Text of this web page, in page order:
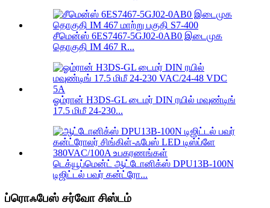
சீமென்ஸ் 6ES7467-5GJ02-0AB0 இடைமுக
தொகுதி IM 467 R...
ஓம்ரான் H3DS-GL டைமர் DIN ரயில் மவுண்டிங்
17.5 மிமீ 24-230...
டெக்யூப்மென்ட் ஆட்டோனிக்ஸ் DPU13B-100N
டிஜிட்டல் பவர் கன்ட்ரோ...
ப்ரொஃபேஸ் சர்வோ சிஸ்டம்